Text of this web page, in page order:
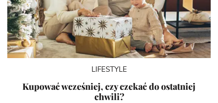
LIFESTYLE
Kupować wcześniej, czy czekać do ostatniej
chwili?